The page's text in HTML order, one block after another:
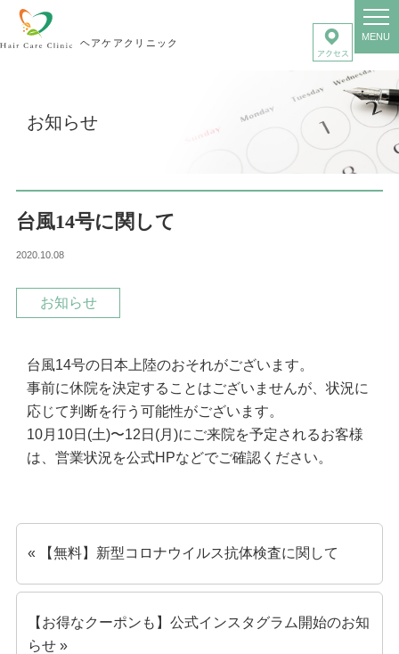
ヘアケアクリニック
MENU
お知らせ
台風14号に関して
2020.10.08
お知らせ
台風14号の日本上陸のおそれがございます。
事前に休院を決定することはございませんが、状況に
応じて判断を行う可能性がございます。
10月10日(土)〜12日(月)にご来院を予定されるお客様
は、営業状況を公式HPなどでご確認ください。
« 【無料】新型コロナウイルス抗体検査に関して
【お得なクーポンも】公式インスタグラム開始のお知
らせ »